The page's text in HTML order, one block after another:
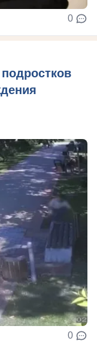
0
0